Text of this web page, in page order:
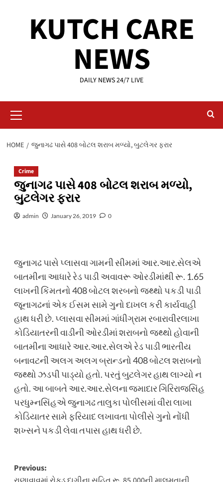
KUTCH CARE
NEWS
DAILY NEWS 24/7 LIVE
Menu
HOME જુનાગઢ પાસે 408 બોટલ શરાબ મળ્યો, બુટલેગર ફરાર
Crime
જુનાગઢ પાસે 408 બોટલ શરાબ મળ્યો,
બુટલેગર ફરાર
admin January 26, 2019 0
જુનાગઢ પાસે પ્લાસવા ગામની સીમમાં આર.આર.સેલએ
બાતમીના આધારે રેડ પાડી અવાવરૂ ઓરડીમાંથી રૂ. 1.65
લાખની કિંમતનો 408 બોટલ શરબનો જથ્થો પકડી પાડી
જૂનાગઢનાં એક ઈસમ સામે ગુનો દાખલ કરી કાર્યવાહી
હાથ ધરી છે. પ્લાસવા સીમમાં ગાંધીગ્રામ રબારાવીરલાખા
કોડિયાતરની વાડીની ઓરડીમાં શરાબનો જથ્થો હોવાની
બાતમીના આધારે આર.આર.સેલએ રેડ પાડી ભારતીય
બનાવટની અલગ અલગ બ્રાન્ડનો 408 બોટલ શરાબનો
જથ્થો ઝડપી પાડ્યો હતો. પરતું બુટલેગર હાથ લાગ્યો ન
હતો. આ બાબતે આર.આર.સેલના જમાદાર ગિરિરાજસિંહ
પરધુમ્નસિંહએ જુનાગઢ તાલુકા પોલીસમાં વીરા લાખા
કોડિયાતર સામે ફરિયાદ લખાવતા પોલીસે ગુનો નોંધી
શખ્સને પકડી લેવા તપાસ હાથ ધરી છે.
Post
Previous: